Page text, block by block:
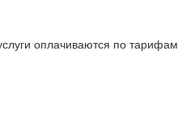
оплачиваются по